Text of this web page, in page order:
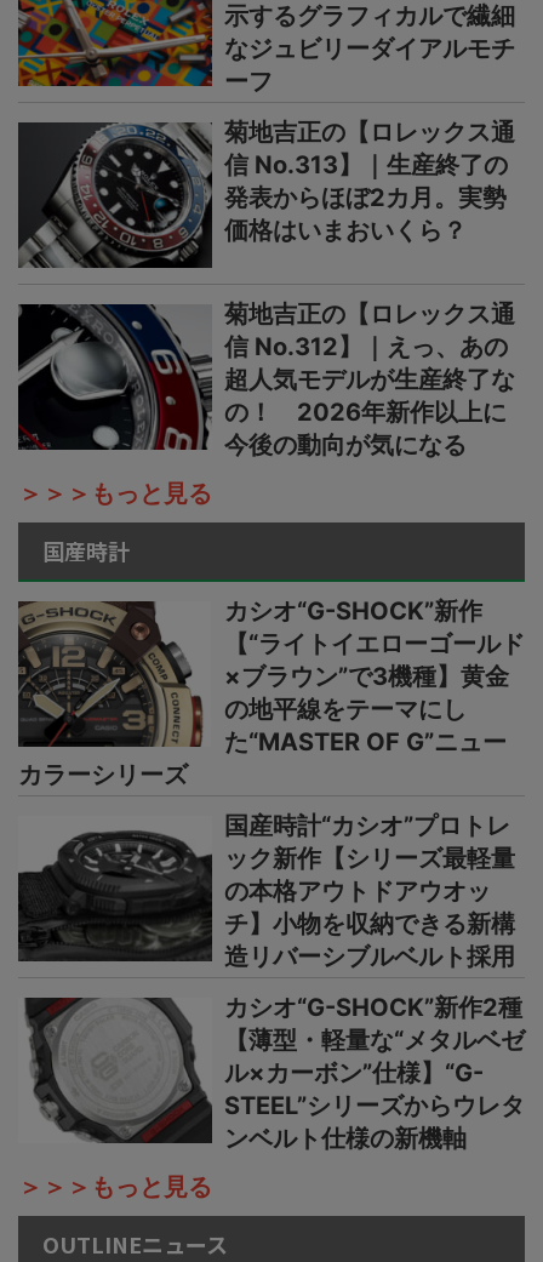
示するグラフィカルで繊細
なジュビリーダイアルモチ
ーフ
菊地吉正の【ロレックス通
信 No.313】｜生産終了の
発表からほぼ2カ月。実勢
価格はいまおいくら？
菊地吉正の【ロレックス通
信 No.312】｜えっ、あの
超人気モデルが生産終了な
の！ 2026年新作以上に
今後の動向が気になる
＞＞＞もっと見る
国産時計
カシオ“G-SHOCK”新作
【“ライトイエローゴールド
×ブラウン”で3機種】黄金
の地平線をテーマにし
た“MASTER OF G”ニュー
カラーシリーズ
国産時計“カシオ”プロトレ
ック新作【シリーズ最軽量
の本格アウトドアウオッ
チ】小物を収納できる新構
造リバーシブルベルト採用
カシオ“G-SHOCK”新作2種
【薄型・軽量な“メタルベゼ
ル×カーボン”仕様】“G-
STEEL”シリーズからウレタ
ンベルト仕様の新機軸
＞＞＞もっと見る
OUTLINEニュース